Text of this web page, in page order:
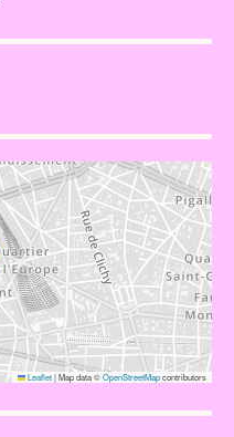
Leaflet|Map data ©OpenStreetMapcontributors